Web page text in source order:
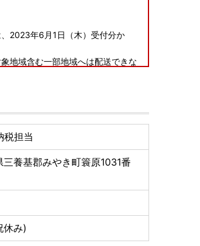
2023年6月1日（木）受付分か
地域含む一部地域へは配送できな
取県、岡山県、徳島県、香川県、
ください。
送付について ■
下記へご郵送下さい。
担当
三養基郡みやき町簑原1031番
休み)